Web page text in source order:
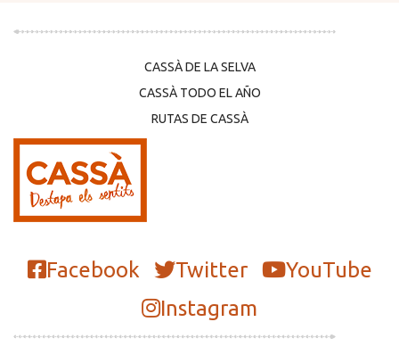
CASSÀ DE LA SELVA
CASSÀ TODO EL AÑO
RUTAS DE CASSÀ
Facebook Twitter
YouTube
Instagram